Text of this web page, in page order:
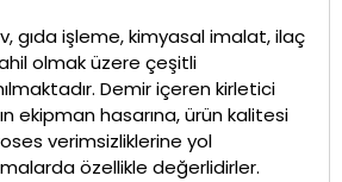
gıda işleme, kimyasal imalat, ilaç
olmak üzere çeşitli
Demir içeren kirletici
ekipman hasarına, ürün kalitesi
verimsizliklerine yol
özellikle değerlidirler.